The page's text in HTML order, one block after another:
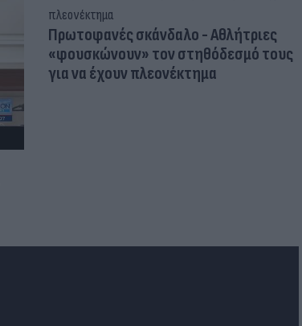
Πρωτοφανές σκάνδαλο - Aθλήτριες
«φουσκώνουν» τον στηθόδεσμό τους
για να έχουν πλεονέκτημα